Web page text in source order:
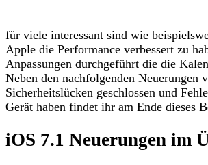
für viele interessant sind wie
Apple die Performance verbessert zu
Anpassungen durchgeführt die die
Neben den nachfolgenden
Sicherheitslücken geschlossen und
Gerät haben findet ihr am Ende dieses
iOS 7.1 Neuerungen im